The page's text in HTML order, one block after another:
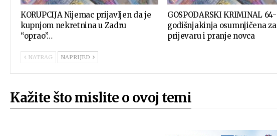
KORUPCIJA Nijemac prijavljen da je
kupnjom nekretnina u Zadru
“oprao”…
GOSPODARSKI KRIMINAL 64-
godišnjakinja osumnjičena za
prijevaru i pranje novca
NATRAG NAPRIJED
Kažite što mislite o ovoj temi